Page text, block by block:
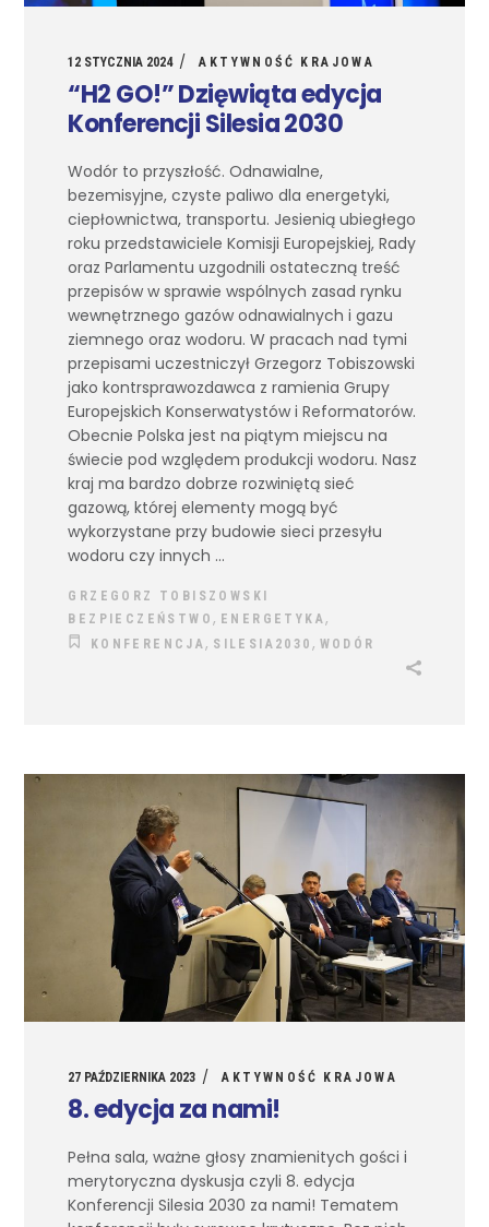
12 STYCZNIA 2024 AKTYWNOŚĆ KRAJOWA
“H2 GO!” Dzięwiąta edycja
Konferencji Silesia 2030
Wodór to przyszłość. Odnawialne,
bezemisyjne, czyste paliwo dla energetyki,
ciepłownictwa, transportu. Jesienią ubiegłego
roku przedstawiciele Komisji Europejskiej, Rady
oraz Parlamentu uzgodnili ostateczną treść
przepisów w sprawie wspólnych zasad rynku
wewnętrznego gazów odnawialnych i gazu
ziemnego oraz wodoru. W pracach nad tymi
przepisami uczestniczył Grzegorz Tobiszowski
jako kontrsprawozdawca z ramienia Grupy
Europejskich Konserwatystów i Reformatorów.
Obecnie Polska jest na piątym miejscu na
świecie pod względem produkcji wodoru. Nasz
kraj ma bardzo dobrze rozwiniętą sieć
gazową, której elementy mogą być
wykorzystane przy budowie sieci przesyłu
wodoru czy innych
GRZEGORZ TOBISZOWSKI
BEZPIECZEŃSTWO , ENERGETYKA ,
KONFERENCJA , SILESIA2030 , WODÓR
27 PAŹDZIERNIKA 2023 AKTYWNOŚĆ KRAJOWA
8. edycja za nami!
Pełna sala, ważne głosy znamienitych gości i
merytoryczna dyskusja czyli 8. edycja
Konferencji Silesia 2030 za nami! Tematem